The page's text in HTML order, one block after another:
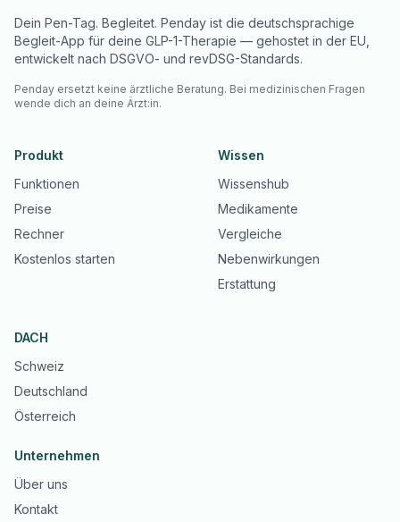
Dein Pen-Tag. Begleitet. Penday ist die deutschsprachige
Begleit-App für deine GLP-1-Therapie — gehostet in der EU,
entwickelt nach DSGVO- und revDSG-Standards.
Penday ersetzt keine ärztliche Beratung. Bei medizinischen Fragen
wende dich an deine Ärzt:in.
Produkt
Funktionen
Preise
Rechner
Kostenlos starten
Wissen
Wissenshub
Medikamente
Vergleiche
Nebenwirkungen
Erstattung
DACH
Schweiz
Deutschland
Österreich
Unternehmen
Über uns
Kontakt